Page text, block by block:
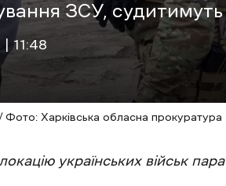
ЗСУ, судитимуть
11:48
Фото: Харківська обласна прокуратура
українських військ